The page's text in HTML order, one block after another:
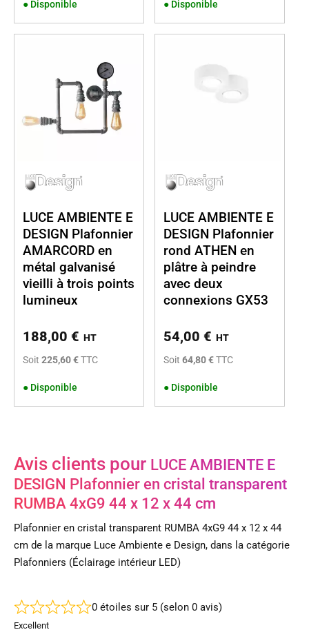
● Disponible ● Disponible
LUCE AMBIENTE E
DESIGN Plafonnier
AMARCORD en
métal galvanisé
vieilli à trois points
lumineux
188,00 € HT
Soit 225,60 €TTC
● Disponible
LUCE AMBIENTE E
DESIGN Plafonnier
rond ATHEN en
plâtre à peindre
avec deux
connexions GX53
54,00 € HT
Soit 64,80 €TTC
● Disponible
Avis clients pour LUCE AMBIENTE E
DESIGN Plafonnier en cristal transparent
RUMBA 4xG9 44 x 12 x 44 cm
Plafonnier en cristal transparent RUMBA 4xG9 44 x 12 x 44
cm de la marque Luce Ambiente e Design, dans la catégorie
Plafonniers (Éclairage intérieur LED)
0 étoiles sur 5 (selon 0 avis)
Excellent